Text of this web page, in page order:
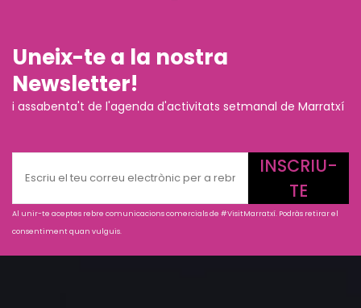
Uneix-te a la nostra
Newsletter!
i assabenta't de l'agenda d'activitats setmanal de Marratxí
INSCRIU-
TE
Al unir-te aceptes rebre comunicacions comercials de #VisitMarratxí. Podràs retirar el
consentiment quan vulguis.